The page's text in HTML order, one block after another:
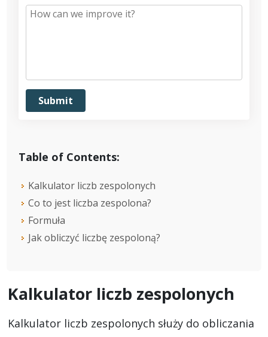
Table of Contents:
Kalkulator liczb zespolonych
Co to jest liczba zespolona?
Formuła
Jak obliczyć liczbę zespoloną?
Kalkulator liczb zespolonych
Kalkulator liczb zespolonych służy do obliczania